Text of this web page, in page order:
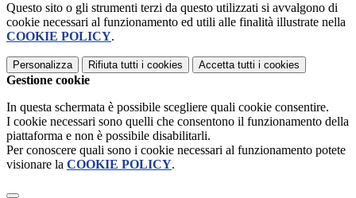
Questo sito o gli strumenti terzi da questo utilizzati si avvalgono di
cookie necessari al funzionamento ed utili alle finalità illustrate nella
COOKIE POLICY.
Personalizza Rifiuta tutti i cookies Accetta tutti i cookies
Gestione cookie
In questa schermata è possibile scegliere quali cookie consentire.
I cookie necessari sono quelli che consentono il funzionamento della
piattaforma e non è possibile disabilitarli.
Per conoscere quali sono i cookie necessari al funzionamento potete
visionare la COOKIE POLICY.